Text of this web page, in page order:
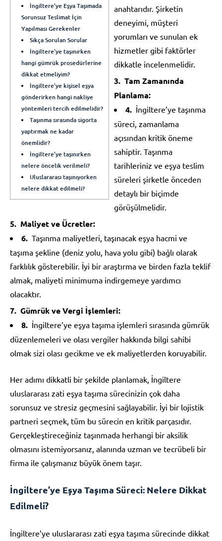
İngiltere’ye Eşya Taşımada
Sorunsuz Teslimat İçin
Yapılması Gerekenler
Sıkça Sorulan Sorular
İngiltere’ye taşınırken
hangi gümrük prosedürlerine
dikkat etmeliyim?
İngiltere’ye kişisel eşya
gönderirken hangi nakliye
yöntemleri tercih edilmelidir?
Taşınma sırasında sigorta
yaptırmak ne kadar
önemlidir?
İngiltere’ye taşınırken
nelere öncelik verilmeli?
Uluslararası taşınıyorken
nelere dikkat edilmeli?
anahtarıdır. Şirketin
deneyimi, müşteri
yorumları ve sunulan ek
hizmetler gibi faktörler
dikkatle incelenmelidir.
Tam Zamanında
Planlama:
İngiltere’ye taşınma
süreci, zamanlama
açısından kritik öneme
sahiptir. Taşınma
tarihleriniz ve eşya teslim
süreleri şirketle önceden
detaylı bir biçimde
görüşülmelidir.
Maliyet ve Ücretler:
Taşınma maliyetleri, taşınacak eşya hacmi ve
taşıma şekline (deniz yolu, hava yolu gibi) bağlı olarak
farklılık gösterebilir. İyi bir araştırma ve birden fazla teklif
almak, maliyeti minimuma indirgemeye yardımcı
olacaktır.
Gümrük ve Vergi İşlemleri:
İngiltere’ye eşya taşıma işlemleri sırasında gümrük
düzenlemeleri ve olası vergiler hakkında bilgi sahibi
olmak sizi olası gecikme ve ek maliyetlerden koruyabilir.
Her adımı dikkatli bir şekilde planlamak, İngiltere
uluslararası zati eşya taşıma sürecinizin çok daha
sorunsuz ve stresiz geçmesini sağlayabilir. İyi bir lojistik
partneri seçmek, tüm bu sürecin en kritik parçasıdır.
Gerçekleştireceğiniz taşınmada herhangi bir aksilik
olmasını istemiyorsanız, alanında uzman ve tecrübeli bir
firma ile çalışmanız büyük önem taşır.
İngiltere’ye Eşya Taşıma Süreci: Nelere Dikkat
Edilmeli?
İngiltere’ye uluslararası zati eşya taşıma sürecinde dikkat